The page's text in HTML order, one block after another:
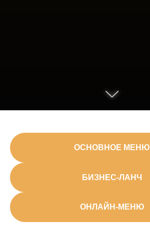
ОСНОВНОЕ МЕНЮ
БИЗНЕС-ЛАНЧ
ОНЛАЙН-МЕНЮ